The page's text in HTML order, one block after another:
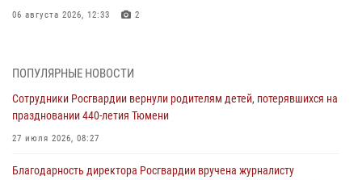
06 августа 2026, 12:33 2
Росгвардейцы в Тюменской области почтили память генерала
армии Ивана Кирилловича Яковлева
ПОПУЛЯРНЫЕ НОВОСТИ
Сотрудники Росгвардии вернули родителям детей, потерявшихся на
праздновании 440-летия Тюмени
27 июля 2026, 08:27
Благодарность директора Росгвардии вручена журналисту